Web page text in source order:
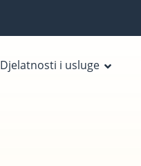
Djelatnosti i usluge